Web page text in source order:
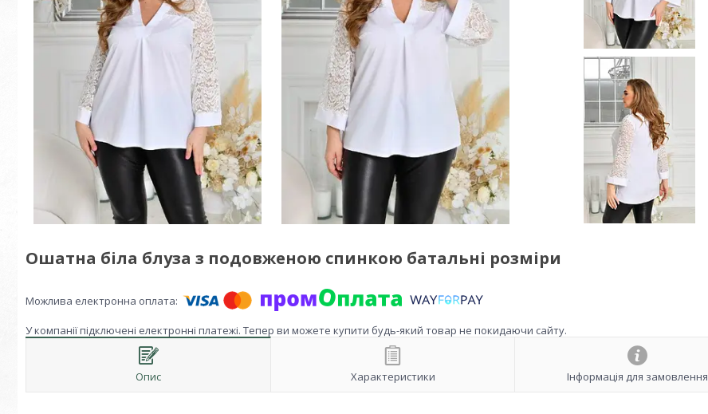
Ошатна біла блуза з подовженою спинкою батальні розміри
У компанії підключені електронні платежі. Тепер ви можете купити будь-який товар не покидаючи сайту.
Опис Характеристики Інформація для замовлення